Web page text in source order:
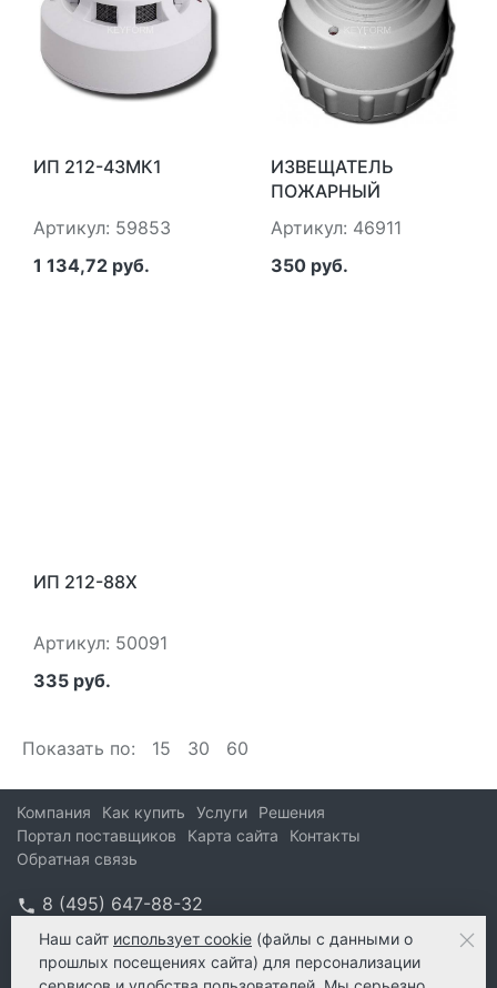
ИП 212-43МК1
Артикул: 59853
1 134,72 руб.
ИЗВЕЩАТЕЛЬ
ПОЖАРНЫЙ
ДЫМОВОЙ ОПТИКО-
ЭЛЕКТРОННЫЙ
ТОЧЕЧНЫЙ
Артикул: 46911
350 руб.
ИП 212-88Х
Артикул: 50091
335 руб.
Показать по: 15 30 60
Компания Как купить Услуги
Решения
Портал поставщиков
Карта сайта
Контакты
Обратная связь
8 (495) 647-88-32
info@kform.ru
info@kform.ru
Наш сайт использует cookie (файлы с данными о
прошлых посещениях сайта) для персонализации